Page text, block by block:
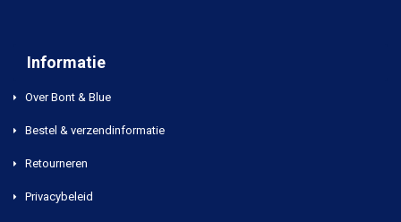
Informatie
Over Bont & Blue
Bestel & verzendinformatie
Retourneren
Privacybeleid